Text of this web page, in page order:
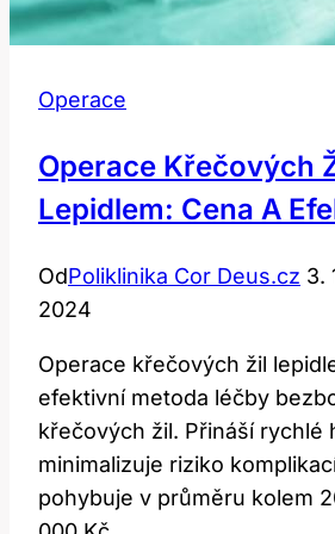
Operace
Operace Křečových
Lepidlem: Cena A
OdPoliklinika Cor Deus.cz 3.
2024
Operace křečových žil
efektivní metoda léčby
křečových žil. Přináší rychlé
minimalizuje riziko
pohybuje v průměru kolem